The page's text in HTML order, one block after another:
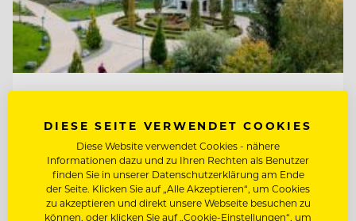
Ritter von Kempski Privathotels &
Resorts
06536 Südharz/ OT Stolberg, Deutschland
DIESE SEITE VERWENDET COOKIES
Diese Website verwendet Cookies - nähere
Informationen dazu und zu Ihren Rechten als Benutzer
finden Sie in unserer Datenschutzerklärung am Ende
der Seite. Klicken Sie auf „Alle Akzeptieren“, um Cookies
zu akzeptieren und direkt unsere Webseite besuchen zu
können, oder klicken Sie auf „Cookie-Einstellungen“, um